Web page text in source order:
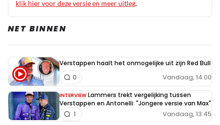
klik hier voor deze versie en meer uitleg.
NET BINNEN
Verstappen haalt het onmogelijke uit zijn Red Bull
Vandaag, 14:00
0
INTERVIEW Lammers trekt vergelijking tussen
Verstappen en Antonelli: "Jongere versie van Max"
Vandaag, 13:45
1